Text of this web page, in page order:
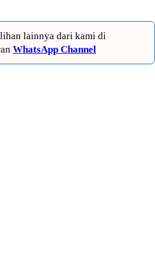
lainnya dari kami di
WhatsApp Channel